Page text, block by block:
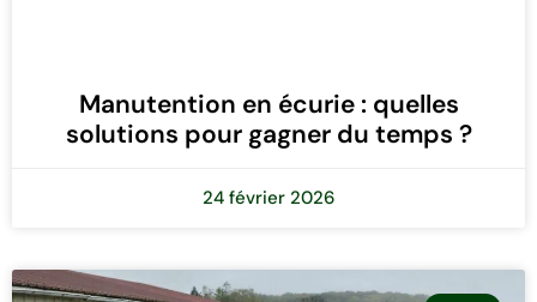
Manutention en écurie : quelles
solutions pour gagner du temps ?
24 février 2026